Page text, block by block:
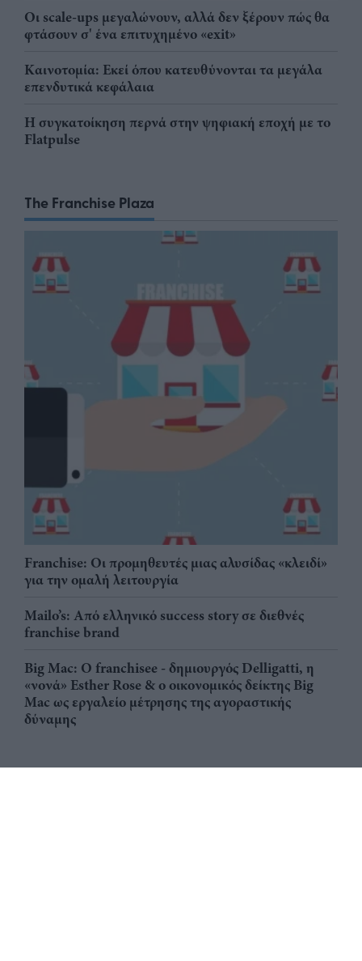
Οι scale-ups μεγαλώνουν, αλλά δεν ξέρουν πώς θα
φτάσουν σ' ένα επιτυχημένο «exit»
Καινοτομία: Εκεί όπου κατευθύνονται τα μεγάλα
επενδυτικά κεφάλαια
Η συγκατοίκηση περνά στην ψηφιακή εποχή με το
Flatpulse
The Franchise Plaza
Franchise: Οι προμηθευτές μιας αλυσίδας «κλειδί»
για την ομαλή λειτουργία
Mailo’s: Από ελληνικό success story σε διεθνές
franchise brand
Big Mac: Ο franchisee - δημιουργός Delligatti, η
«νονά» Esther Rose & ο οικονομικός δείκτης Big
Mac ως εργαλείο μέτρησης της αγοραστικής
δύναμης